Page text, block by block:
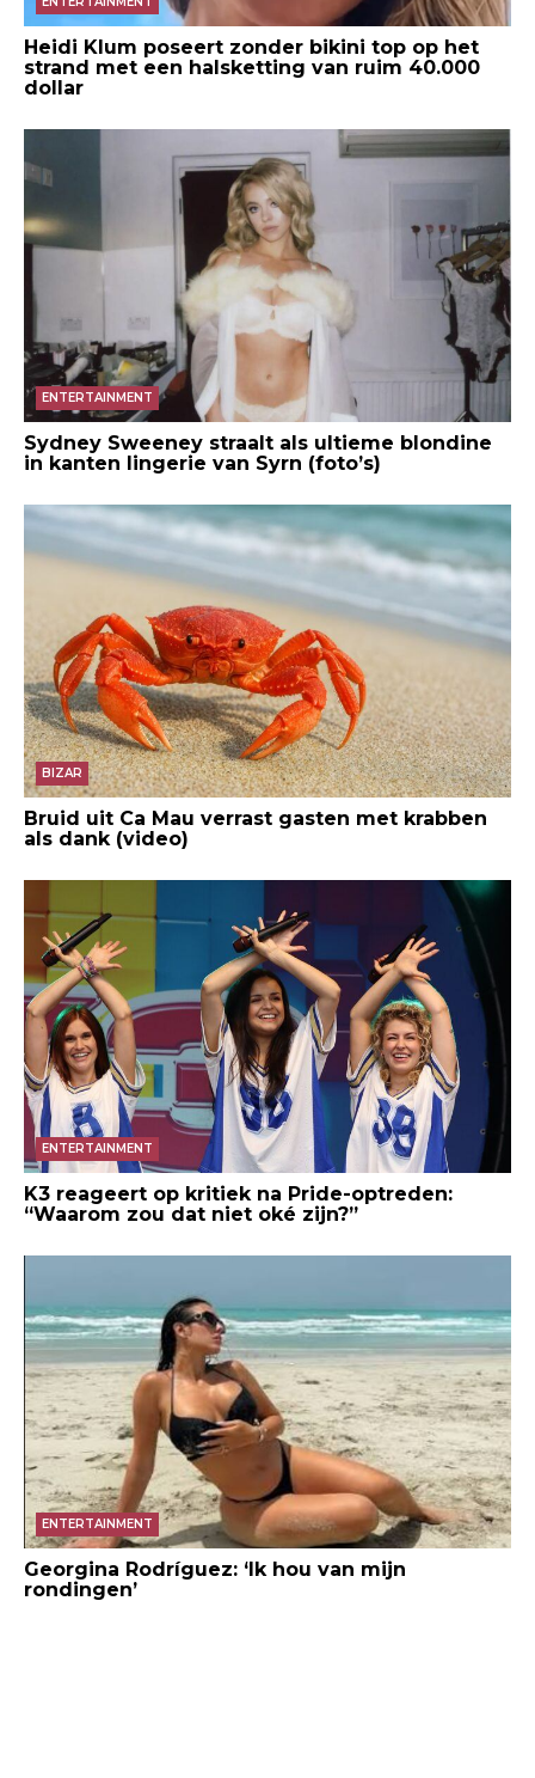
Heidi Klum poseert zonder bikini top op het
strand met een halsketting van ruim 40.000
dollar
ENTERTAINMENT
Sydney Sweeney straalt als ultieme blondine
in kanten lingerie van Syrn (foto’s)
BIZAR
Bruid uit Ca Mau verrast gasten met krabben
als dank (video)
ENTERTAINMENT
K3 reageert op kritiek na Pride-optreden:
“Waarom zou dat niet oké zijn?”
ENTERTAINMENT
Georgina Rodríguez: ‘Ik hou van mijn
rondingen’